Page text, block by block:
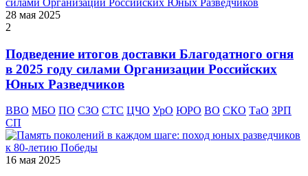
28 мая 2025
2
Подведение итогов доставки Благодатного огня
в 2025 году силами Организации Российских
Юных Разведчиков
ВВО МБО ПО СЗО СТС ЦЧО УрО ЮРО ВО СКО ТаО ЗРП
СП
16 мая 2025